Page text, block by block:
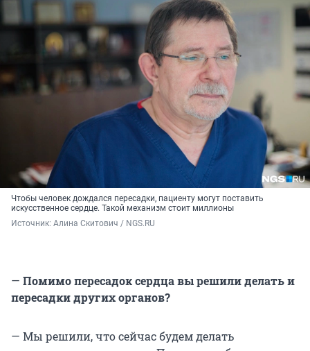
Чтобы человек дождался пересадки, пациенту могут поставить
искусственное сердце. Такой механизм стоит миллионы
Источник: Алина Скитович / NGS.RU
— Помимо пересадок сердца вы решили делать и
пересадки других органов?
— Мы решили, что сейчас будем делать